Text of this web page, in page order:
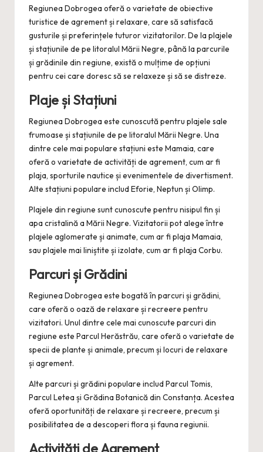
Regiunea Dobrogea oferă o varietate de obiective
turistice de agrement și relaxare, care să satisfacă
gusturile și preferințele tuturor vizitatorilor. De la plajele
și stațiunile de pe litoralul Mării Negre, până la parcurile
și grădinile din regiune, există o mulțime de opțiuni
pentru cei care doresc să se relaxeze și să se distreze.
Plaje și Stațiuni
Regiunea Dobrogea este cunoscută pentru plajele sale
frumoase și stațiunile de pe litoralul Mării Negre. Una
dintre cele mai populare stațiuni este Mamaia, care
oferă o varietate de activități de agrement, cum ar fi
plaja, sporturile nautice și evenimentele de divertisment.
Alte stațiuni populare includ Eforie, Neptun și Olimp.
Plajele din regiune sunt cunoscute pentru nisipul fin și
apa cristalină a Mării Negre. Vizitatorii pot alege între
plajele aglomerate și animate, cum ar fi plaja Mamaia,
sau plajele mai liniștite și izolate, cum ar fi plaja Corbu.
Parcuri și Grădini
Regiunea Dobrogea este bogată în parcuri și grădini,
care oferă o oază de relaxare și recreere pentru
vizitatori. Unul dintre cele mai cunoscute parcuri din
regiune este Parcul Herăstrău, care oferă o varietate de
specii de plante și animale, precum și locuri de relaxare
și agrement.
Alte parcuri și grădini populare includ Parcul Tomis,
Parcul Letea și Grădina Botanică din Constanța. Acestea
oferă oportunități de relaxare și recreere, precum și
posibilitatea de a descoperi flora și fauna regiunii.
Activități de Agrement